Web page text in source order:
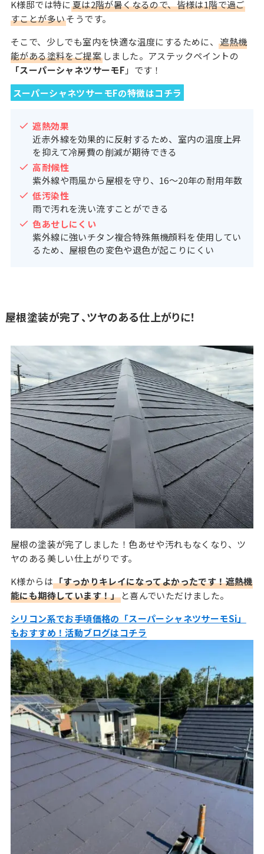
K様邸では特に夏は2階が暑くなるので、皆様は1階で過ご
すことが多いそうです。
そこで、少しでも室内を快適な温度にするために、遮熱機
能がある塗料をご提案しました。アステックペイントの
「スーパーシャネツサーモF 」です！
スーパーシャネツサーモFの特徴はコチラ
遮熱効果
近赤外線を効果的に反射するため、室内の温度上昇
を抑えて冷房費の削減が期待できる
高耐候性
紫外線や雨風から屋根を守り、16〜20年の耐用年数
低汚染性
雨で汚れを洗い流すことができる
色あせしにくい
紫外線に強いチタン複合特殊無機顔料を使用してい
るため、屋根色の変色や退色が起こりにくい
屋根塗装が完了、ツヤのある仕上がりに！
屋根の塗装が完了しました！色あせや汚れもなくなり、ツ
ヤのある美しい仕上がりです。
K様からは「すっかりキレイになってよかったです！遮熱機
能にも期待しています！」と喜んでいただけました。
シリコン系でお手頃価格の「スーパーシャネツサーモSi」
もおすすめ！活動ブログはコチラ